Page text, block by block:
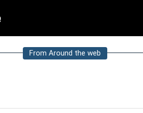
From Around the web